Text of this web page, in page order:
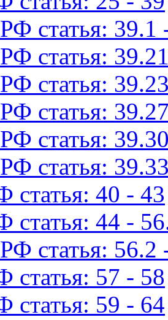
статья: 39.1
статья:
статья:
статья:
статья:
статья:
статья: 40 - 43
статья: 44 -
статья: 56.2
статья: 57 - 58
статья: 59 - 64